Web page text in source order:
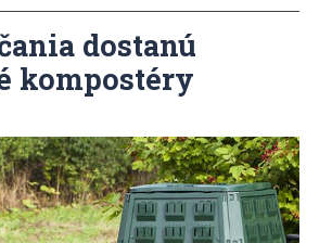
dostanú
kompostéry